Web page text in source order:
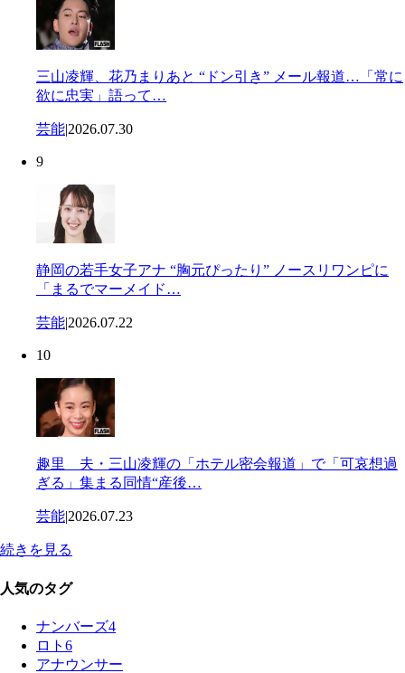
三山凌輝、花乃まりあと “ドン引き” メール報道…「常に
欲に忠実」語って…
芸能|2026.07.30
9
静岡の若手女子アナ “胸元ぴったり” ノースリワンピに
「まるでマーメイド…
芸能|2026.07.22
10
趣里 夫・三山凌輝の「ホテル密会報道」で「可哀想過
ぎる」集まる同情“産後…
芸能|2026.07.23
続きを見る
人気のタグ
ナンバーズ4
ロト6
アナウンサー